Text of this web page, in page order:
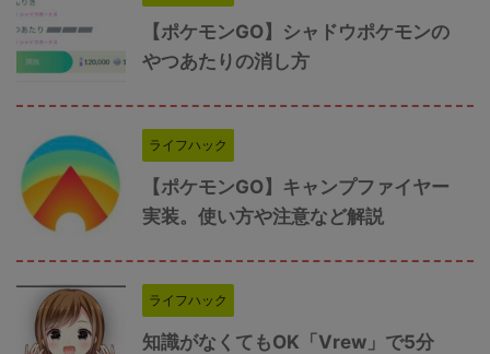
【ポケモンGO】シャドウポケモンの
やつあたりの消し方
ライフハック
【ポケモンGO】キャンプファイヤー
実装。使い方や注意など解説
ライフハック
知識がなくてもOK「Vrew」で5分